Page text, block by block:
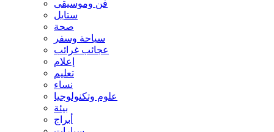
فن وموسيقى
ستايل
صحة
سياحة وسفر
عجائب غرائب
إعلام
تعليم
نساء
علوم وتكنولوجيا
بيئة
أبراج